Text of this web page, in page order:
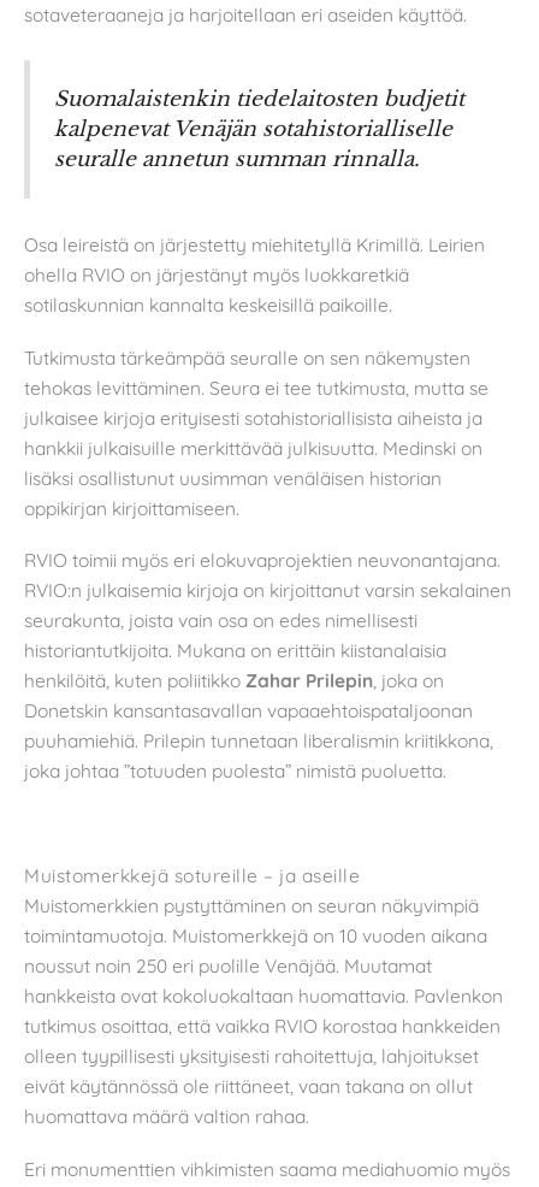
sotaveteraaneja ja harjoitellaan eri aseiden käyttöä.
Suomalaistenkin tiedelaitosten budjetit
kalpenevat Venäjän sotahistorialliselle
seuralle annetun summan rinnalla.
Osa leireistä on järjestetty miehitetyllä Krimillä. Leirien
ohella RVIO on järjestänyt myös luokkaretkiä
sotilaskunnian kannalta keskeisillä paikoille.
Tutkimusta tärkeämpää seuralle on sen näkemysten
tehokas levittäminen. Seura ei tee tutkimusta, mutta se
julkaisee kirjoja erityisesti sotahistoriallisista aiheista ja
hankkii julkaisuille merkittävää julkisuutta. Medinski on
lisäksi osallistunut uusimman venäläisen historian
oppikirjan kirjoittamiseen.
RVIO toimii myös eri elokuvaprojektien neuvonantajana.
RVIO:n julkaisemia kirjoja on kirjoittanut varsin sekalainen
seurakunta, joista vain osa on edes nimellisesti
historiantutkijoita. Mukana on erittäin kiistanalaisia
henkilöitä, kuten poliitikko Zahar Prilepin, joka on
Donetskin kansantasavallan vapaaehtoispataljoonan
puuhamiehiä. Prilepin tunnetaan liberalismin kriitikkona,
joka johtaa ”totuuden puolesta” nimistä puoluetta.
Muistomerkkejä sotureille – ja aseille
Muistomerkkien pystyttäminen on seuran näkyvimpiä
toimintamuotoja. Muistomerkkejä on 10 vuoden aikana
noussut noin 250 eri puolille Venäjää. Muutamat
hankkeista ovat kokoluokaltaan huomattavia. Pavlenkon
tutkimus osoittaa, että vaikka RVIO korostaa hankkeiden
olleen tyypillisesti yksityisesti rahoitettuja, lahjoitukset
eivät käytännössä ole riittäneet, vaan takana on ollut
huomattava määrä valtion rahaa.
Eri monumenttien vihkimisten saama mediahuomio myös